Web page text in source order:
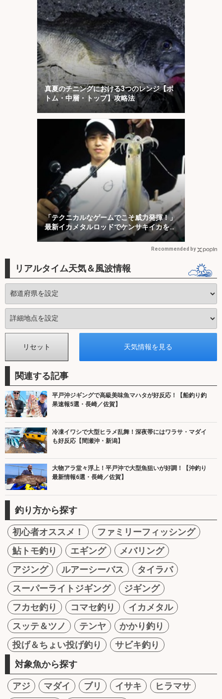
真夏のチニングにおける3つのレンジ【ボ
トム・中層・トップ】攻略法
「テクニカルなゲームでこそ威力発揮！」
最新イカメタルロッドでケンサキイカを攻
略【福井】
Recommended by
リアルタイム天気＆風波情報
関連する記事
平戸沖ジギングで高級美味魚マハタが好反応！【船釣り釣
果速報5選・長崎／佐賀】
冷凍イワシで大型ヒラメ乱舞！深夜帯にはワラサ・マダイ
も好反応【間瀬沖・新潟】
大物アラ堂々浮上！平戸沖で大型魚狙いが好調！【沖釣り
最新情報6選・長崎／佐賀】
釣り方から探す
初心者オススメ！
ファミリーフィッシング
鮎トモ釣り
エギング
メバリング
アジング
ルアーシーバス
タイラバ
スーパーライトジギング
ジギング
フカセ釣り
コマセ釣り
イカメタル
スッテ＆ツノ
テンヤ
かかり釣り
投げ＆ちょい投げ釣り
サビキ釣り
対象魚から探す
アジ マダイ ブリ イサキ
ヒラマサ